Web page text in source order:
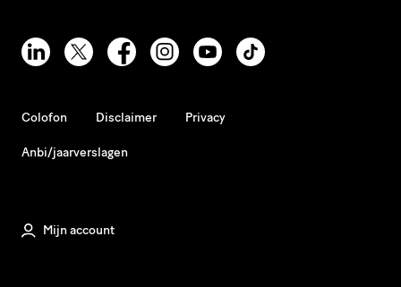
Colofon Disclaimer Privacy
Anbi/jaarverslagen
Mijn account